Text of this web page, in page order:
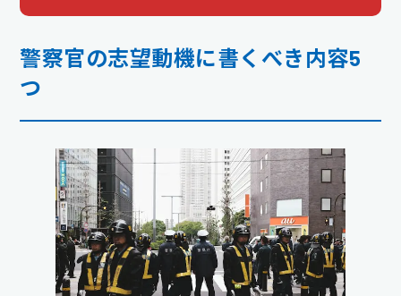
警察官の志望動機に書くべき内容5
つ